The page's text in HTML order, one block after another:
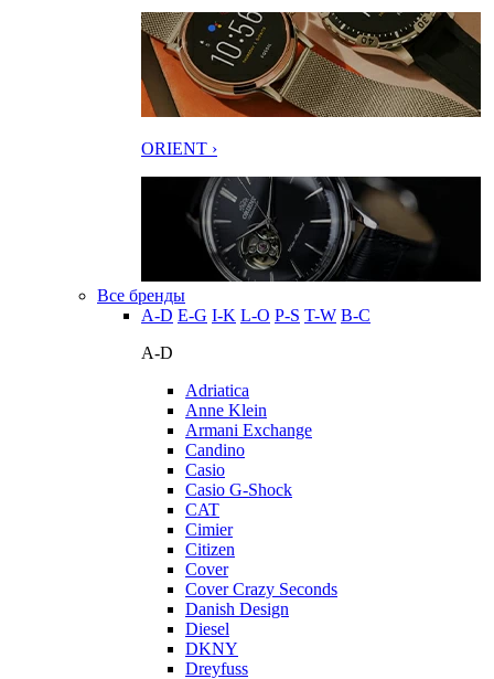
ORIENT ›
Все бренды
A-D E-G I-K L-O P-S T-W В-С
A-D
Adriatica
Anne Klein
Armani Exchange
Candino
Casio
Casio G-Shock
CAT
Cimier
Citizen
Cover
Cover Crazy Seconds
Danish Design
Diesel
DKNY
Dreyfuss